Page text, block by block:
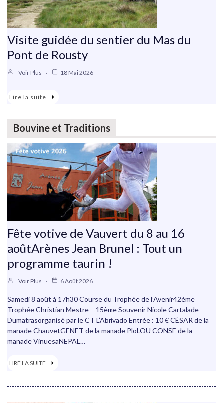
Visite guidée du sentier du Mas du
Pont de Rousty
Voir Plus 18 Mai 2026
Lire la suite
Bouvine et Traditions
Fête votive de Vauvert du 8 au 16
aoûtArènes Jean Brunel : Tout un
programme taurin !
Voir Plus 6 Août 2026
Samedi 8 août à 17h30 Course du Trophée de l’Avenir42ème
Trophée Christian Mestre – 15ème Souvenir Nicole Cartalade
Dumatrasorganisé par le CT L’Abrivado Entrée : 10 € CÉSAR de la
manade ChauvetGENET de la manade PloLOU CONSE de la
manade VinuesaNEPAL…
LIRE LA SUITE